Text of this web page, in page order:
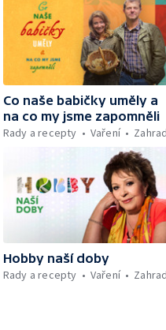
Co naše babičky uměly a
na co my jsme zapomněli
Rady a recepty
Vaření
Hobby naší doby
Rady a recepty
Vaření